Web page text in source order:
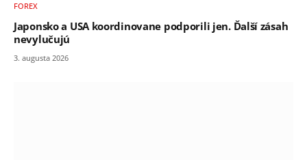
FOREX
Japonsko a USA koordinovane podporili jen. Ďalší zásah
nevylučujú
3. augusta 2026